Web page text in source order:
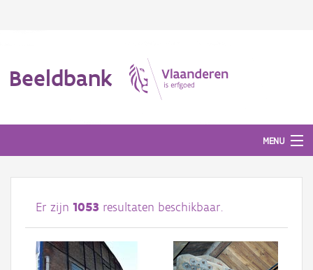
Beeldbank
MENU
Afbeeldingen
#BeeldIndeKijker
Hergebruik
Er zijn 1053 resultaten beschikbaar.